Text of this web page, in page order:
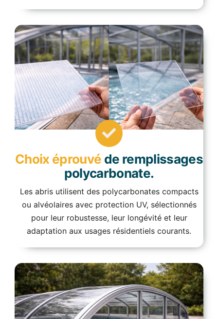
Choix éprouvé de remplissages
polycarbonate.
Les abris utilisent des polycarbonates compacts
ou alvéolaires avec protection UV, sélectionnés
pour leur robustesse, leur longévité et leur
adaptation aux usages résidentiels courants.